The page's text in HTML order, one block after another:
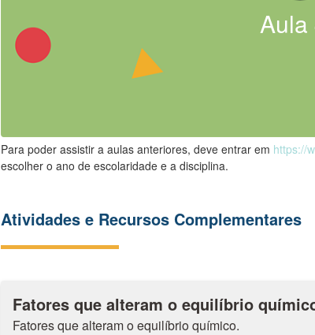
Aula
Para poder assistir a aulas anteriores, deve entrar em https://
escolher o ano de escolaridade e a disciplina.
Atividades e Recursos Complementares
Fatores que alteram o equilíbrio
Fatores que alteram o equilíbrio químico.